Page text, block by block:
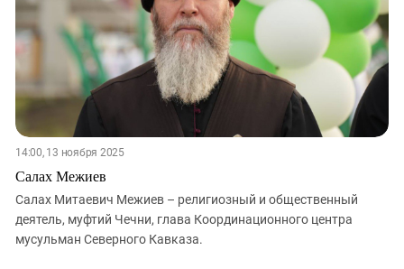
14:00, 13 ноября 2025
Салах Межиев
Салах Митаевич Межиев – религиозный и общественный
деятель, муфтий Чечни, глава Координационного центра
мусульман Северного Кавказа.